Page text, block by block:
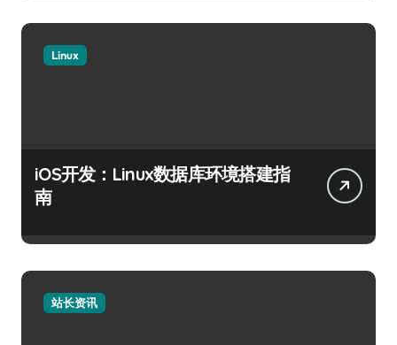
Linux
iOS开发：Linux数据库环境搭建指
南
站长资讯